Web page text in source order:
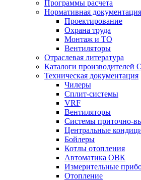
Программы расчета
Нормативная документация
Проектирование
Охрана труда
Монтаж и ТО
Вентиляторы
Отраслевая литература
Каталоги производителей
Техническая документация
Чилеры
Сплит-системы
VRF
Вентиляторы
Системы приточно-
Центральные
Бойлеры
Котлы отопления
Автоматика ОВК
Измерительные
Отопление